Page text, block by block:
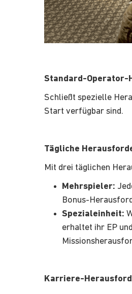
Standard-Operator-
Schließt spezielle
Start verfügbar sind.
Tägliche
Mit drei täglichen
Mehrspieler:
Bonus-
Spezialeinheit:
erhaltet ihr EP
Karriere-